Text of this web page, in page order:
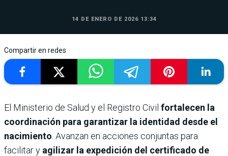
14 DE ENERO DE 2026 13:34
Compartir en redes
El Ministerio de Salud y el Registro Civil fortalecen la
coordinación para garantizar la identidad desde el
nacimiento . Avanzan en acciones conjuntas para
facilitar y agilizar la expedición del certificado de